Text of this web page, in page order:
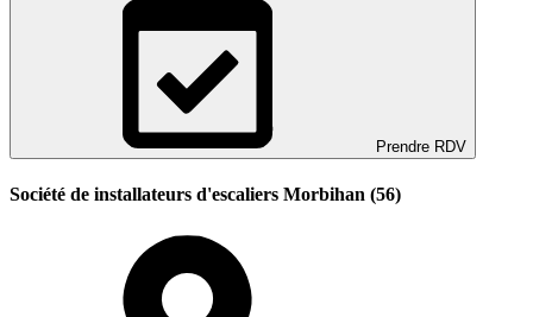
Prendre RDV
Société de installateurs d'escaliers Morbihan (56)